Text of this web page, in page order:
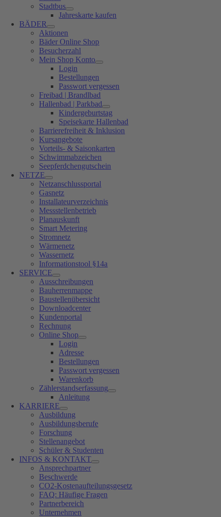
Stadtbus
Jahreskarte kaufen
BÄDER
Aktionen
Bäder Online Shop
Besucherzahl
Mein Shop Konto
Login
Bestellungen
Passwort vergessen
Freibad | Brandlbad
Hallenbad | Parkbad
Kindergeburtstag
Speisekarte Hallenbad
Barrierefreiheit & Inklusion
Kursangebote
Vorteils- & Saisonkarten
Schwimmabzeichen
Seepferdchengutschein
NETZE
Netzanschlussportal
Gasnetz
Installateurverzeichnis
Messstellenbetrieb
Planauskunft
Smart Metering
Stromnetz
Wärmenetz
Wassernetz
Informationstool §14a
SERVICE
Ausschreibungen
Bauherrenmappe
Baustellenübersicht
Downloadcenter
Kundenportal
Rechnung
Online Shop
Login
Adresse
Bestellungen
Passwort vergessen
Warenkorb
Zählerstandserfassung
Anleitung
KARRIERE
Ausbildung
Ausbildungsberufe
Forschung
Stellenangebot
Schüler & Studenten
INFOS & KONTAKT
Ansprechpartner
Beschwerde
CO2-Kostenaufteilungsgesetz
FAQ: Häufige Fragen
Partnerbereich
Unternehmen